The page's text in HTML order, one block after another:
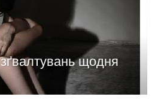
щодня
Політика
Бажання
03.04.2026